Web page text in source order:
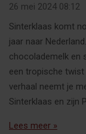
26 mei 2024 08:12
Sinterklaas komt
jaar naar
chocolademelk en
een tropische
verhaal neemt je
Sinterklaas en zijn
Lees meer »